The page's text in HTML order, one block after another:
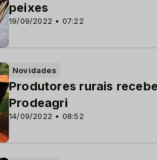
19/09/2022 • 07:22
peixes
Novidades
14/09/2022 • 08:52
Produtores rurais
Prodeagri